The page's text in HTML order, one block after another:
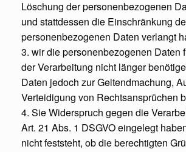
Löschung der personenbezogenen
und stattdessen die Einschränkung
personenbezogenen Daten verlangt
3. wir die personenbezogenen Daten
der Verarbeitung nicht länger
Daten jedoch zur Geltendmachung,
Verteidigung von Rechtsansprüchen
4. Sie Widerspruch gegen die
Art. 21 Abs. 1 DSGVO eingelegt
nicht feststeht, ob die berechtigten